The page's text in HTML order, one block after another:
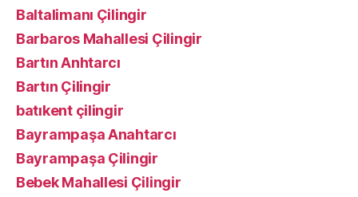
Baltalimanı Çilingir
Barbaros Mahallesi Çilingir
Bartın Anhtarcı
Bartın Çilingir
batıkent çilingir
Bayrampaşa Anahtarcı
Bayrampaşa Çilingir
Bebek Mahallesi Çilingir